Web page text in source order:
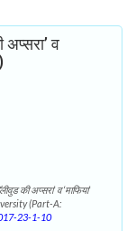
व
की अप्सरा’ व ‘माफिया’
(Part-A:
23-1-10